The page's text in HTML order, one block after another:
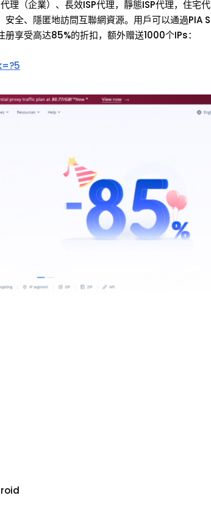
理（企業）、長效ISP代理，靜態ISP代理，住宅
全、隱匿地訪問互聯網資源。用戶可以通過PIA
享受高达85%的折扣，额外赠送1000个IPs：